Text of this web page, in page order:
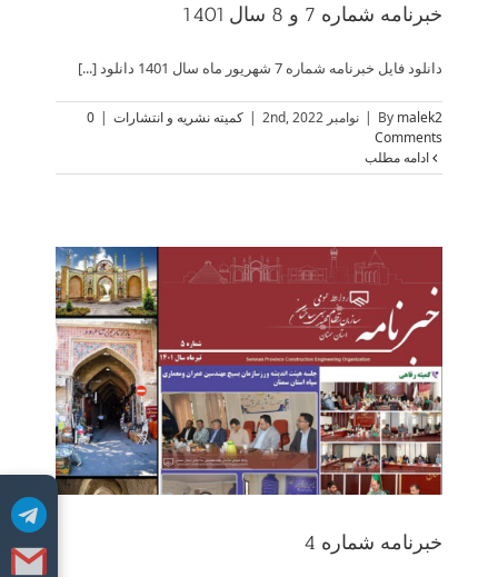
خبرنامه شماره 7 و 8 سال 1401
دانلود فایل خبرنامه شماره 7 شهریور ماه سال 1401 دانلود [...]
By malek2
| نوامبر 2nd, 2022 | کمیته نشریه و انتشارات |
0
Comments
ادامه مطلب
خبرنامه شماره 4